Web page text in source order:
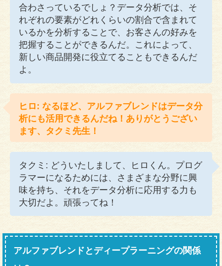
合わさっているでしょ？データ分析では、そ
れぞれの要素がどれくらいの割合で含まれて
いるかを分析することで、お客さんの好みを
把握することができるんだ。これによって、
新しい商品開発に役立てることもできるんだ
よ。
ヒロ: なるほど、アルファブレンドはデータ分
析にも活用できるんだね！ありがとうござい
ます、タクミ先生！
タクミ: どういたしまして、ヒロくん。プログ
ラマーになるためには、さまざまな分野に興
味を持ち、それをデータ分析に応用する力も
大切だよ。頑張ってね！
アルファブレンドとディープラーニングの関係